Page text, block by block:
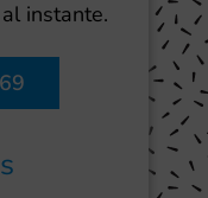
instante.